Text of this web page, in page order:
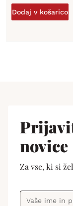
Dodaj v košarico
novice
Za vse, ki si